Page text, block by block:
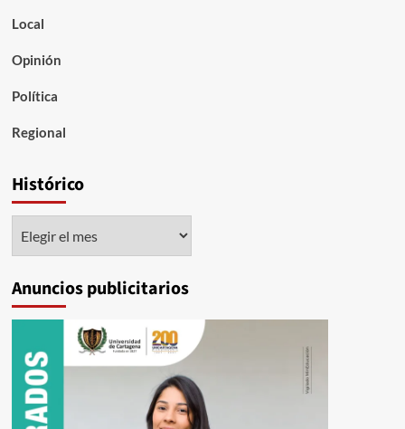
Local
Opinión
Política
Regional
Histórico
Anuncios publicitarios